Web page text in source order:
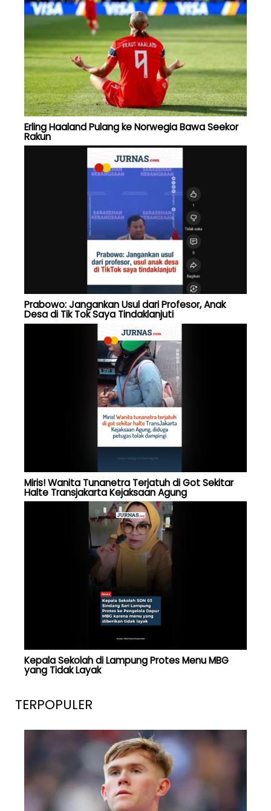
Erling Haaland Pulang ke Norwegia Bawa Seekor
Rakun
Prabowo: Jangankan Usul dari Profesor, Anak
Desa di Tik Tok Saya Tindaklanjuti
Miris! Wanita Tunanetra Terjatuh di Got Sekitar
Halte Transjakarta Kejaksaan Agung
Kepala Sekolah di Lampung Protes Menu MBG
yang Tidak Layak
TERPOPULER